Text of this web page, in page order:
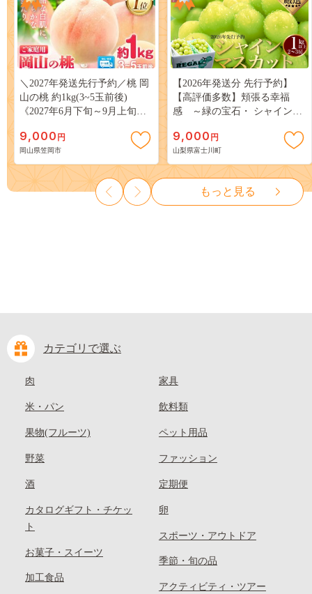
＼2027年発送先行予約／桃 岡
山の桃 約1kg(3~5玉前後)
《2027年6月下旬～9月上旬頃
岡山 はくとう スイーツ フル
ーツ 果物 デザート 旬 モモ も
も 先行予約 送料無料 果物 岡
山県 笠岡市 清水白桃 白鳳 白
麗 クール便---
kasaoka_zsy_419_100---
9,000 円
岡山県笠岡市
【2026年発送分 先行予約】
【高評価多数】頬張る幸福
感 ～緑の宝石・ シャインマ
３房） フルーツ 山梨県産 果
物 くだもの シャイン マスカ
ット ぶどう ブドウ 葡萄 大粒
種なし 先行予約 富士川町
10000円 一万円 9000円 九千円
9,000 円
山梨県富士川町
もっと見る
カテゴリで選ぶ
肉
米・パン
果物(フルーツ)
野菜
酒
カタログギフト・チケッ
ト
お菓子・スイーツ
加工食品
家具
飲料類
ペット用品
ファッション
定期便
卵
スポーツ・アウトドア
季節・旬の品
アクティビティ・ツアー